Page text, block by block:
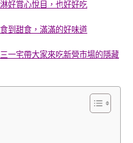
好賞心悅目，也好好吃
到甜食，滿滿的好味道
一宅帶大家來吃新營市場的隱藏